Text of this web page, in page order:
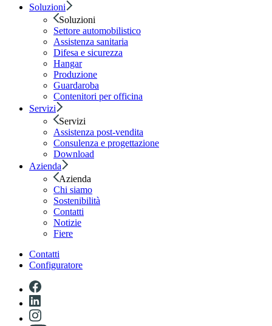
Soluzioni
Soluzioni
Settore automobilistico
Assistenza sanitaria
Difesa e sicurezza
Hangar
Produzione
Guardaroba
Contenitori per officina
Servizi
Servizi
Assistenza post-vendita
Consulenza e progettazione
Download
Azienda
Azienda
Chi siamo
Sostenibilità
Contatti
Notizie
Fiere
Contatti
Configuratore